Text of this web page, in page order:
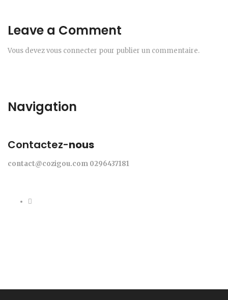
Leave a Comment
Vous devezvous connecter pour publier un commentaire.
Navigation
Contactez-nous
contact@cozigou.com 0296437181